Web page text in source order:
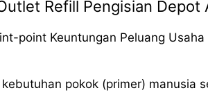
Refill Pengisian Depot
point Keuntungan Peluang
pokok (primer) manusia